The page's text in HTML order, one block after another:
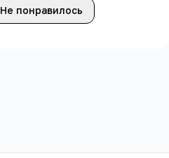
Не понравилось